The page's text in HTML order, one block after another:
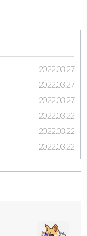
2022.03.27
2022.03.27
2022.03.27
2022.03.22
2022.03.22
2022.03.22